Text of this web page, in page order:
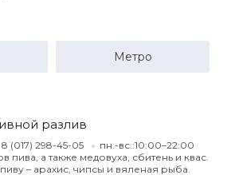
Метро
разлив
8 (017) 298-45-05
пн.-вс.:10:00–22:00
пива, а также медовуха, сбитень и квас.
пиву – арахис, чипсы и вяленая рыба.